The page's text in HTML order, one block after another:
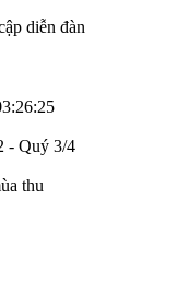
diễn đàn
- Quý 3/4
thu